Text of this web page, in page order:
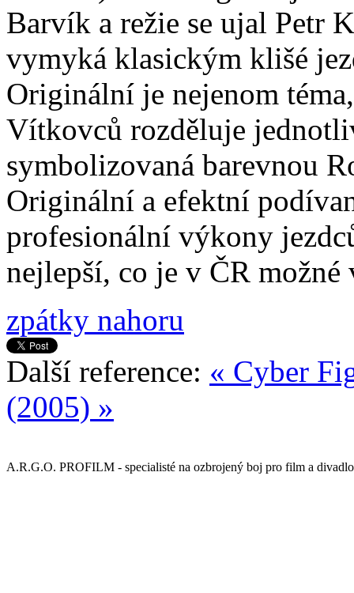
Barvík a režie se ujal Petr
vymyká klasickým klišé
Originální je nejenom
Vítkovců rozděluje
symbolizovaná barevnou
Originální a efektní
profesionální výkony
nejlepší, co je v ČR možné
zpátky nahoru
Další reference: « Cyber
(2005) »
A.R.G.O. PROFILM - specialisté na ozbrojený boj pro film a divadlo